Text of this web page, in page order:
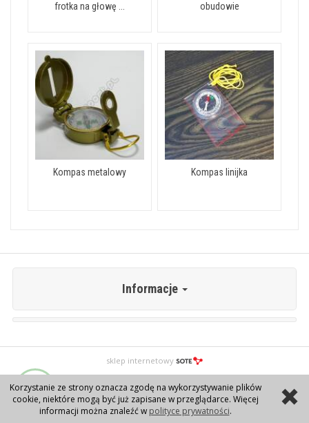
frotka na głowę ...
obudowie
Kompas metalowy Kompas linijka
Informacje
sklep internetowy
Korzystanie ze strony oznacza zgodę na wykorzystywanie plików
cookie, niektóre mogą być już zapisane w przeglądarce. Więcej
informacji można znaleźć w polityce prywatności.